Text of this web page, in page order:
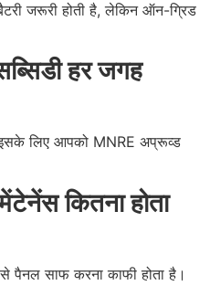
जरूरी होती है, लेकिन ऑन-ग्रिड
हर जगह
इसके लिए आपको MNRE अप्रूव्ड
कितना होता
पैनल साफ करना काफी होता है।